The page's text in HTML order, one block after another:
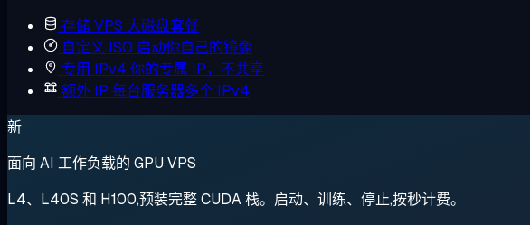
存储 VPS 大磁盘套餐
自定义 ISO 启动你自己的镜像
专用 IPv4 你的专属 IP，不共享
额外 IP 每台服务器多个 IPv4
新
面向 AI 工作负载的 GPU VPS
L4、L40S 和 H100,预装完整 CUDA 栈。启动、训练、停止,按秒计费。